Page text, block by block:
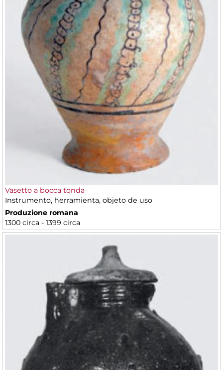
Vasetto a bocca tonda
Instrumento, herramienta, objeto de uso
Produzione romana
1300 circa - 1399 circa